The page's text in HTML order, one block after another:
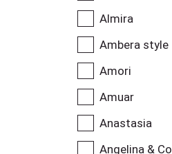
Almira
Ambera style
Amori
Amuar
Anastasia
Angelina &